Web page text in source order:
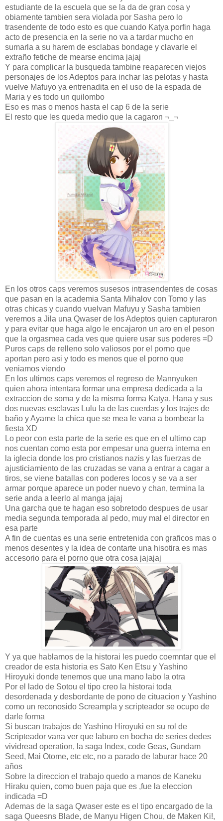
estudiante de la escuela que se la da de gran cosa y
obiamente tambien sera violada por Sasha pero lo
trasendente de todo esto es que cuando Katya porfin haga
acto de presencia en la serie no va a tardar mucho en
sumarla a su harem de esclabas bondage y clavarle el
extraño fetiche de mearse encima jajaj
Y para complicar la busqueda tambine reaparecen viejos
personajes de los Adeptos para inchar las pelotas y hasta
vuelve Mafuyo ya entrenadita en el uso de la espada de
Maria y es todo un quilombo
Eso es mas o menos hasta el cap 6 de la serie
El resto que les queda medio que la cagaron ¬_¬
En los otros caps veremos susesos intrasendentes de cosas
que pasan en la academia Santa Mihalov con Tomo y las
otras chicas y cuando vuelvan Mafuyu y Sasha tambien
veremos a Jila una Qwaser de los Adeptos quien capturaron
y para evitar que haga algo le encajaron un aro en el peson
que la orgasmea cada ves que quiere usar sus poderes =D
Puros caps de relleno solo valiosos por el porno que
aportan pero asi y todo es menos que el porno que
veniamos viendo
En los ultimos caps veremos el regreso de Mannyuken
quien ahora intentara formar una empresa dedicada a la
extraccion de soma y de la misma forma Katya, Hana y sus
dos nuevas esclavas Lulu la de las cuerdas y los trajes de
baño y Ayame la chica que se mea le vana a bombear la
fiesta XD
Lo peor con esta parte de la serie es que en el ultimo cap
nos cuentan como esta por empesar una guerra interna en
la iglecia donde los pro cristianos nazis y las fuerzas de
ajusticiamiento de las cruzadas se vana a entrar a cagar a
tiros, se viene batallas con poderes locos y se va a ser
armar porque aparece un poder nuevo y chan, termina la
serie anda a leerlo al manga jajaj
Una garcha que te hagan eso sobretodo despues de usar
media segunda temporada al pedo, muy mal el director en
esa parte
A fin de cuentas es una serie entretenida con graficos mas o
menos desentes y la idea de contarte una hisotira es mas
accesorio para el porno que otra cosa jajajaj
Y ya que hablamos de la historai les puedo coemntar que el
creador de esta historia es Sato Ken Etsu y Yashino
Hiroyuki donde tenemos que una mano labo la otra
Por el lado de Sotou el tipo creo la historai toda
desordenada y desbordante de pono de cituacion y Yashino
como un reconosido Screampla y scripteador se ocupo de
darle forma
Si buscan trabajos de Yashino Hiroyuki en su rol de
Scripteador vana ver que laburo en bocha de series dedes
vividread operation, la saga Index, code Geas, Gundam
Seed, Mai Otome, etc etc, no a parado de laburar hace 20
años
Sobre la direccion el trabajo quedo a manos de Kaneku
Hiraku quien, como buen paja que es ,fue la eleccion
indicada =D
Ademas de la saga Qwaser este es el tipo encargado de la
saga Queesns Blade, de Manyu Higen Chou, de Maken Ki!,